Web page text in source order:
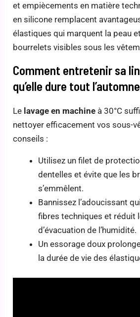
et empiècements en matière
en silicone remplacent
élastiques qui marquent la peau
bourrelets visibles sous les
Comment entretenir sa
qu’elle dure tout
Le lavage en machine à 30°C
nettoyer efficacement vos sous-
conseils :
Utilisez un filet de
dentelles et évite que les
s’emmêlent.
Bannissez l’adoucissant
fibres techniques et réduit
d’évacuation de l’humidité.
Un essorage doux
la durée de vie des